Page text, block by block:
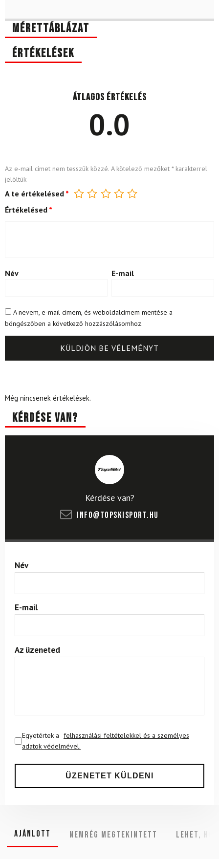
Mérettáblázat
Értékelések
Átlagos értékelés
0.0
Az e-mail címet nem tesszük közzé. A kötelező mezőket *karakterrel
jelöltük
A te értékelésed *
Értékelésed *
Név E-mail
A nevem, e-mail címem, és weboldalcímem mentése a
böngészőben a következő hozzászólásomhoz.
Még nincsenek értékelések.
Kérdése van?
Kérdése van?
info@topskisport.hu
Név
E-mail
Az üzeneted
Egyetértek a felhasználási feltételekkel és a személyes
adatok védelmével.
Ajánlott NEMRÉG MEGTEKINTETT Lehet,